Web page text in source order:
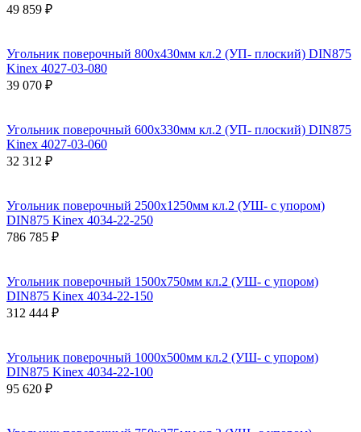
49 859 ₽
Угольник поверочный 800х430мм кл.2 (УП- плоский) DIN875
Kinex 4027-03-080
39 070 ₽
Угольник поверочный 600х330мм кл.2 (УП- плоский) DIN875
Kinex 4027-03-060
32 312 ₽
Угольник поверочный 2500х1250мм кл.2 (УШ- с упором)
DIN875 Kinex 4034-22-250
786 785 ₽
Угольник поверочный 1500х750мм кл.2 (УШ- с упором)
DIN875 Kinex 4034-22-150
312 444 ₽
Угольник поверочный 1000х500мм кл.2 (УШ- с упором)
DIN875 Kinex 4034-22-100
95 620 ₽